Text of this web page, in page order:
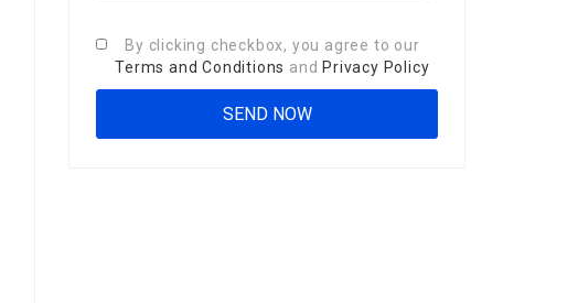
By clicking checkbox, you agree to our
Terms and Conditions and Privacy Policy